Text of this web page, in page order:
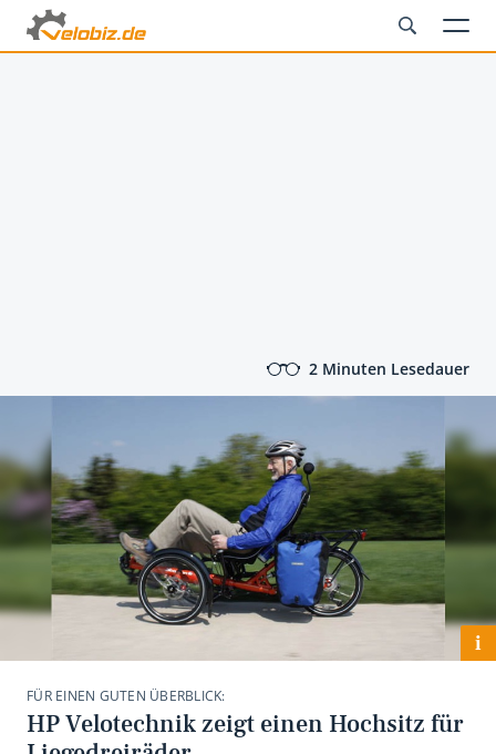
2 Minuten Lesedauer
i
FÜR EINEN GUTEN ÜBERBLICK:
HP Velotechnik zeigt einen Hochsitz für